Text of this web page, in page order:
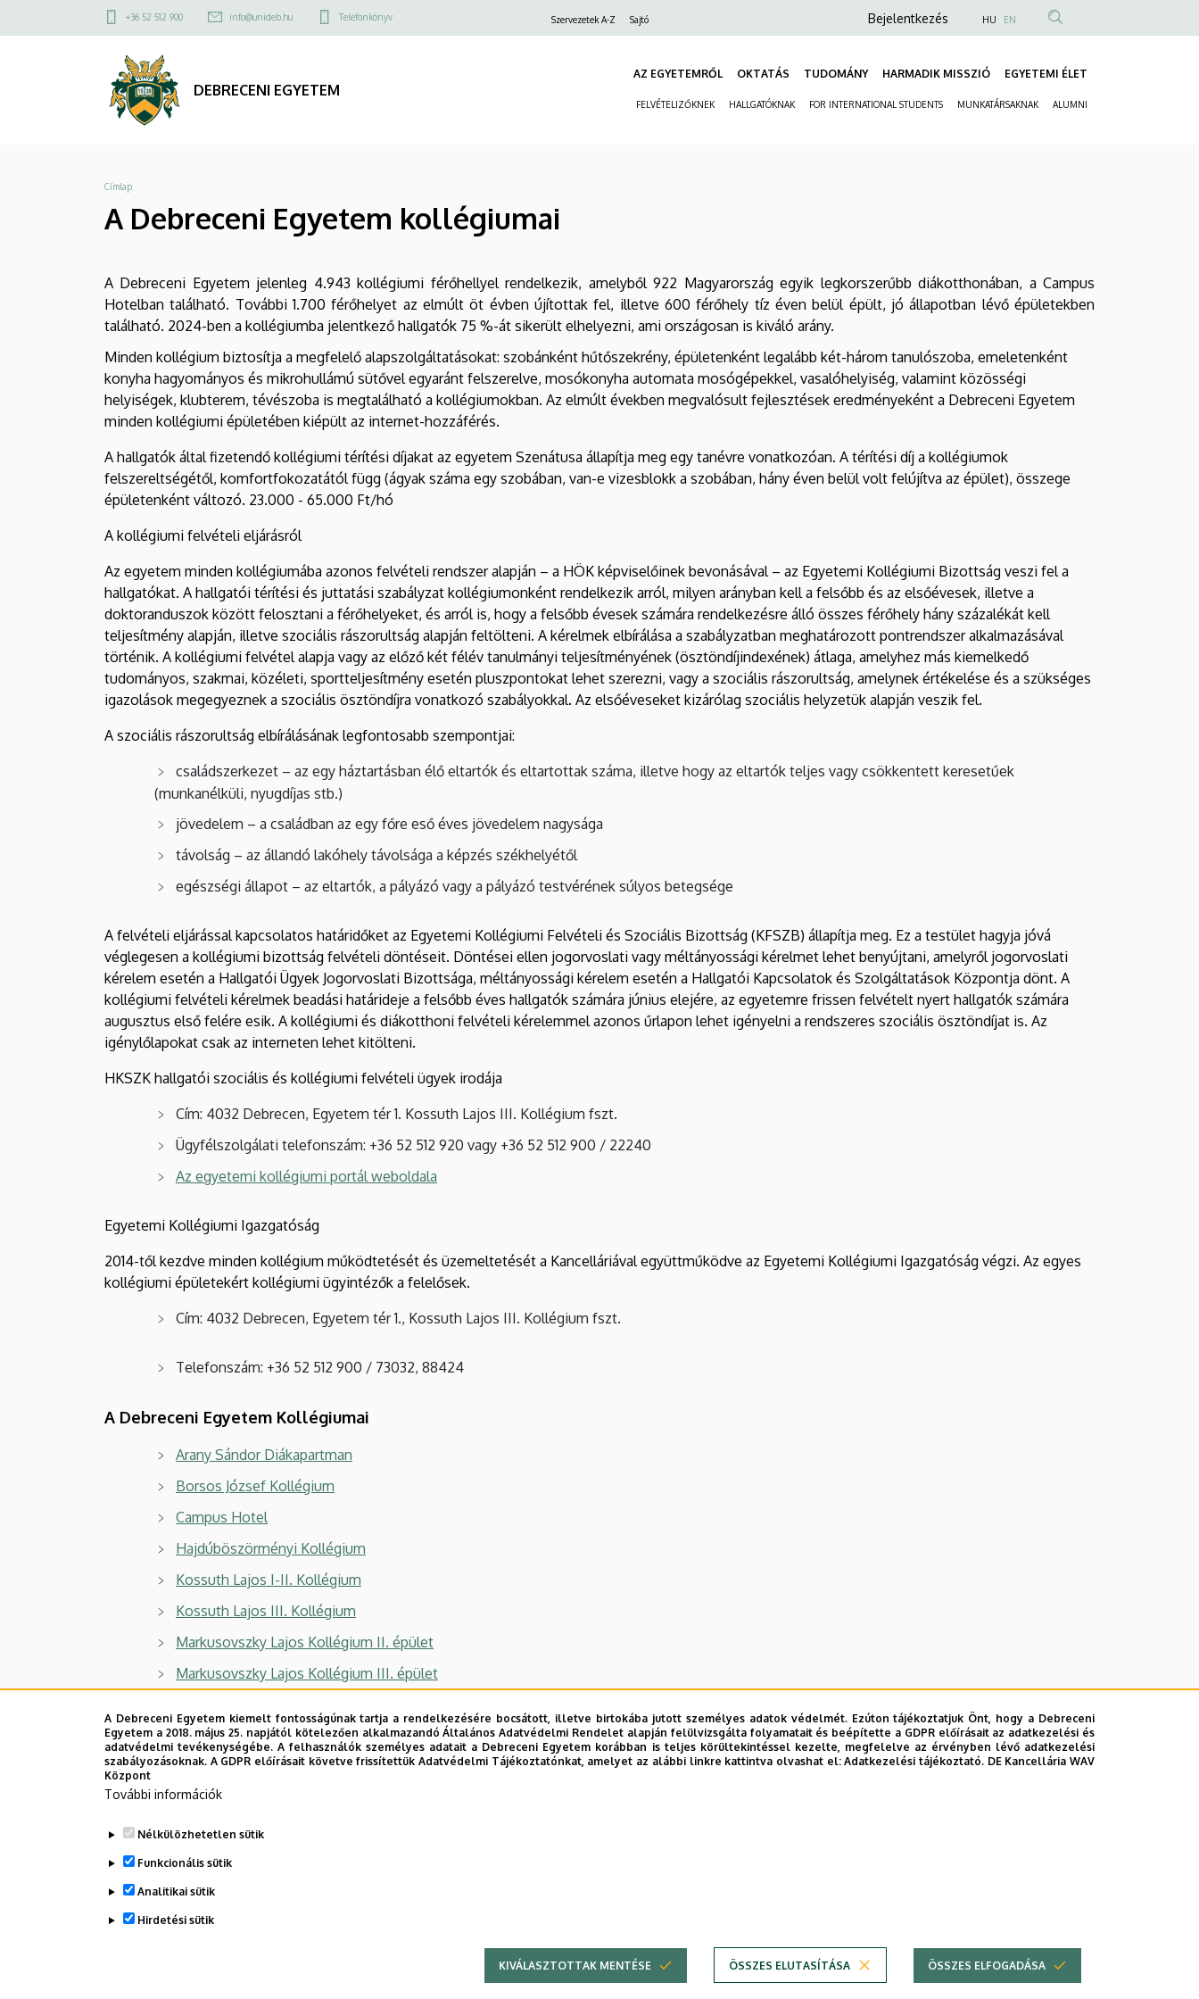
Debreceni
Egyetem
kollégiumai
DEBRECENI
EGYETEM
a
Felső
menü
+36 52 512 900 info@unideb.hu Telefonkönyv Szervezetek A-Z Sajtó
Anonim
fiók
Bejelentkezés HU EN
DEBRECENI EGYETEM
AZ EGYETEMRŐL OKTATÁS TUDOMÁNY HARMADIK MISSZIÓ EGYETEMI ÉLET
FELVÉTELIZŐKNEK HALLGATÓKNAK FOR INTERNATIONAL STUDENTS MUNKATÁRSAKNAK ALUMNI
Morzsa
Címlap
A Debreceni Egyetem kollégiumai
A Debreceni Egyetem jelenleg 4.943 kollégiumi férőhellyel rendelkezik, amelyből 922 Magyarország egyik legkorszerűbb diákotthonában, a Campus
Hotelban található. További 1.700 férőhelyet az elmúlt öt évben újítottak fel, illetve 600 férőhely tíz éven belül épült, jó állapotban lévő épületekben
található. 2024-ben a kollégiumba jelentkező hallgatók 75 %-át sikerült elhelyezni, ami országosan is kiváló arány.
Minden kollégium biztosítja a megfelelő alapszolgáltatásokat: szobánként hűtőszekrény, épületenként legalább két-három tanulószoba, emeletenként
konyha hagyományos és mikrohullámú sütővel egyaránt felszerelve, mosókonyha automata mosógépekkel, vasalóhelyiség, valamint közösségi
helyiségek, klubterem, tévészoba is megtalálható a kollégiumokban. Az elmúlt években megvalósult fejlesztések eredményeként a Debreceni Egyetem
minden kollégiumi épületében kiépült az internet-hozzáférés.
A hallgatók által fizetendő kollégiumi térítési díjakat az egyetem Szenátusa állapítja meg egy tanévre vonatkozóan. A térítési díj a kollégiumok
felszereltségétől, komfortfokozatától függ (ágyak száma egy szobában, van-e vizesblokk a szobában, hány éven belül volt felújítva az épület), összege
épületenként változó. 23.000 - 65.000 Ft/hó
A kollégiumi felvételi eljárásról
Az egyetem minden kollégiumába azonos felvételi rendszer alapján – a HÖK képviselőinek bevonásával – az Egyetemi Kollégiumi Bizottság veszi fel a
hallgatókat. A hallgatói térítési és juttatási szabályzat kollégiumonként rendelkezik arról, milyen arányban kell a felsőbb és az elsőévesek, illetve a
doktoranduszok között felosztani a férőhelyeket, és arról is, hogy a felsőbb évesek számára rendelkezésre álló összes férőhely hány százalékát kell
teljesítmény alapján, illetve szociális rászorultság alapján feltölteni. A kérelmek elbírálása a szabályzatban meghatározott pontrendszer alkalmazásával
történik. A kollégiumi felvétel alapja vagy az előző két félév tanulmányi teljesítményének (ösztöndíjindexének) átlaga, amelyhez más kiemelkedő
tudományos, szakmai, közéleti, sportteljesítmény esetén pluszpontokat lehet szerezni, vagy a szociális rászorultság, amelynek értékelése és a szükséges
igazolások megegyeznek a szociális ösztöndíjra vonatkozó szabályokkal. Az elsőéveseket kizárólag szociális helyzetük alapján veszik fel.
A szociális rászorultság elbírálásának legfontosabb szempontjai:
családszerkezet – az egy háztartásban élő eltartók és eltartottak száma, illetve hogy az eltartók teljes vagy csökkentett keresetűek
(munkanélküli, nyugdíjas stb.)
jövedelem – a családban az egy főre eső éves jövedelem nagysága
távolság – az állandó lakóhely távolsága a képzés székhelyétől
egészségi állapot – az eltartók, a pályázó vagy a pályázó testvérének súlyos betegsége
A felvételi eljárással kapcsolatos határidőket az Egyetemi Kollégiumi Felvételi és Szociális Bizottság (KFSZB) állapítja meg. Ez a testület hagyja jóvá
véglegesen a kollégiumi bizottság felvételi döntéseit. Döntései ellen jogorvoslati vagy méltányossági kérelmet lehet benyújtani, amelyről jogorvoslati
kérelem esetén a Hallgatói Ügyek Jogorvoslati Bizottsága, méltányossági kérelem esetén a Hallgatói Kapcsolatok és Szolgáltatások Központja dönt. A
kollégiumi felvételi kérelmek beadási határideje a felsőbb éves hallgatók számára június elejére, az egyetemre frissen felvételt nyert hallgatók számára
augusztus első felére esik. A kollégiumi és diákotthoni felvételi kérelemmel azonos űrlapon lehet igényelni a rendszeres szociális ösztöndíjat is. Az
igénylőlapokat csak az interneten lehet kitölteni.
HKSZK hallgatói szociális és kollégiumi felvételi ügyek irodája
Cím: 4032 Debrecen, Egyetem tér 1. Kossuth Lajos III. Kollégium fszt.
Ügyfélszolgálati telefonszám: +36 52 512 920 vagy +36 52 512 900 / 22240
Az egyetemi kollégiumi portál weboldala
Egyetemi Kollégiumi Igazgatóság
2014-től kezdve minden kollégium működtetését és üzemeltetését a Kancelláriával együttműködve az Egyetemi Kollégiumi Igazgatóság végzi. Az egyes
kollégiumi épületekért kollégiumi ügyintézők a felelősek.
Cím: 4032 Debrecen, Egyetem tér 1., Kossuth Lajos III. Kollégium fszt.
Telefonszám: +36 52 512 900 / 73032, 88424
A Debreceni Egyetem Kollégiumai
Arany Sándor Diákapartman
Borsos József Kollégium
Campus Hotel
Hajdúböszörményi Kollégium
Kossuth Lajos I-II. Kollégium
Kossuth Lajos III. Kollégium
Markusovszky Lajos Kollégium II. épület
Markusovszky Lajos Kollégium III. épület
Sportkollégium
Szolnoki Kollégium
Tisza István Kollégium
Vámospércsi Úti Kollégium
Veres Péter Kollégium
Weiner Leó Kollégium
A Debreceni Egyetem kiemelt fontosságúnak tartja a rendelkezésére bocsátott, illetve birtokába jutott személyes adatok védelmét. Ezúton tájékoztatjuk Önt, hogy a Debreceni
Egyetem a 2018. május 25. napjától kötelezően alkalmazandó Általános Adatvédelmi Rendelet alapján felülvizsgálta folyamatait és beépítette a GDPR előírásait az adatkezelési és
adatvédelmi tevékenységébe. A felhasználók személyes adatait a Debreceni Egyetem korábban is teljes körültekintéssel kezelte, megfelelve az érvényben lévő adatkezelési
szabályozásoknak. A GDPR előírásait követve frissítettük Adatvédelmi Tájékoztatónkat, amelyet az alábbi linkre kattintva olvashat el:Adatkezelési tájékoztató. DE Kancellária WAV
Központ
További információk
Nélkülözhetetlen sütik
Funkcionális sütik
Analitikai sütik
Hirdetési sütik
KIVÁLASZTOTTAK MENTÉSE ÖSSZES ELUTASÍTÁSA ÖSSZES ELFOGADÁSA